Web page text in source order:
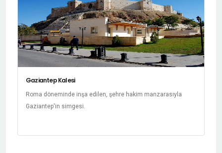
Gaziantep Kalesi
Roma döneminde inşa edilen, şehre hakim manzarasıyla
Gaziantep'in simgesi.